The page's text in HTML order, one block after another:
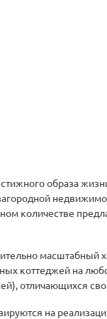
образа
количестве
масштабный
коттеджей на
отличающихся
на